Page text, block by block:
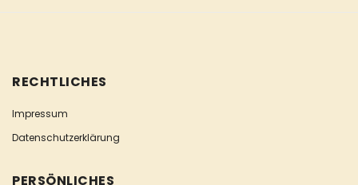
RECHTLICHES
Impressum
Datenschutzerklärung
PERSÖNLICHES